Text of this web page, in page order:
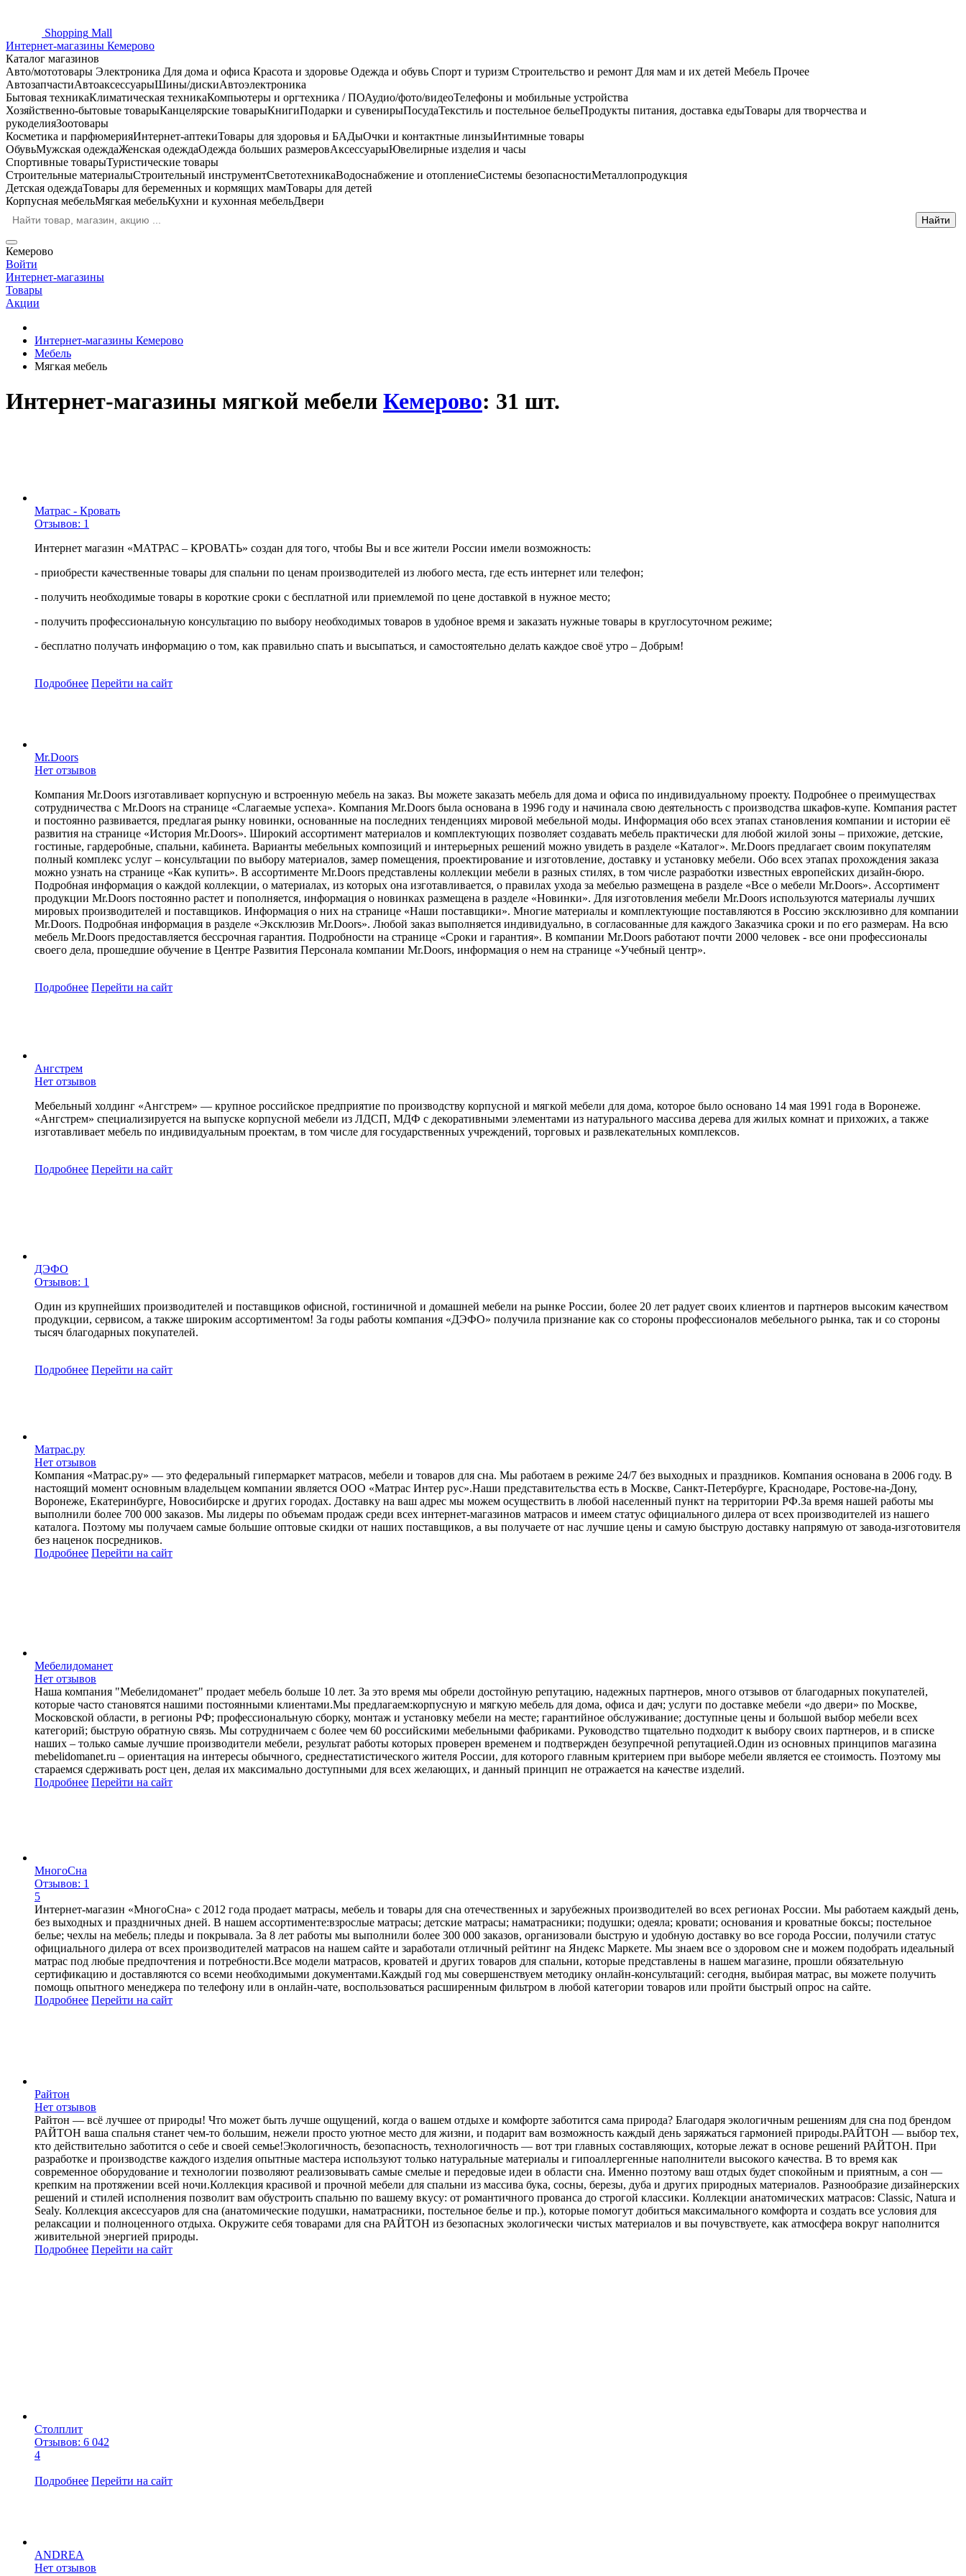
Shopping Mall
Интернет-магазины Кемерово
Каталог магазинов
Авто/мототовары Электроника Для дома и офиса Красота и здоровье Одежда и обувь Спорт и туризм Строительство и ремонт Для мам и их детей Мебель Прочее
АвтозапчастиАвтоаксессуарыШины/дискиАвтоэлектроника
Бытовая техникаКлиматическая техникаКомпьютеры и оргтехника / ПОАудио/фото/видеоТелефоны и мобильные устройства
Хозяйственно-бытовые товарыКанцелярские товарыКнигиПодарки и сувенирыПосудаТекстиль и постельное бельеПродукты питания, доставка едыТовары для творчества и
рукоделияЗоотовары
Косметика и парфюмерияИнтернет-аптекиТовары для здоровья и БАДыОчки и контактные линзыИнтимные товары
ОбувьМужская одеждаЖенская одеждаОдежда больших размеровАксессуарыЮвелирные изделия и часы
Спортивные товарыТуристические товары
Строительные материалыСтроительный инструментСветотехникаВодоснабжение и отоплениеСистемы безопасностиМеталлопродукция
Детская одеждаТовары для беременных и кормящих мамТовары для детей
Корпусная мебельМягкая мебельКухни и кухонная мебельДвери
Кемерово
Войти
Интернет-магазины
Товары
Акции
Интернет-магазины Кемерово
Мебель
Мягкая мебель
Интернет-магазины мягкой мебели Кемерово: 31 шт.
Матрас - Кровать
Отзывов: 1
Интернет магазин «МАТРАС – КРОВАТЬ» создан для того, чтобы Вы и все жители России имели возможность:
- приобрести качественные товары для спальни по ценам производителей из любого места, где есть интернет или телефон;
- получить необходимые товары в короткие сроки с бесплатной или приемлемой по цене доставкой в нужное место;
- получить профессиональную консультацию по выбору необходимых товаров в удобное время и заказать нужные товары в круглосуточном режиме;
- бесплатно получать информацию о том, как правильно спать и высыпаться, и самостоятельно делать каждое своё утро – Добрым!
Подробнее Перейти на сайт
Mr.Doors
Нет отзывов
Компания Mr.Doors изготавливает корпусную и встроенную мебель на заказ. Вы можете заказать мебель для дома и офиса по индивидуальному проекту. Подробнее о преимуществах
сотрудничества с Mr.Doors на странице «Слагаемые успеха». Компания Mr.Doors была основана в 1996 году и начинала свою деятельность с производства шкафов-купе. Компания растет
и постоянно развивается, предлагая рынку новинки, основанные на последних тенденциях мировой мебельной моды. Информация обо всех этапах становления компании и истории её
развития на странице «История Mr.Doors». Широкий ассортимент материалов и комплектующих позволяет создавать мебель практически для любой жилой зоны – прихожие, детские,
гостиные, гардеробные, спальни, кабинета. Варианты мебельных композиций и интерьерных решений можно увидеть в разделе «Каталог». Mr.Doors предлагает своим покупателям
полный комплекс услуг – консультации по выбору материалов, замер помещения, проектирование и изготовление, доставку и установку мебели. Обо всех этапах прохождения заказа
можно узнать на странице «Как купить». В ассортименте Mr.Doors представлены коллекции мебели в разных стилях, в том числе разработки известных европейских дизайн-бюро.
Подробная информация о каждой коллекции, о материалах, из которых она изготавливается, о правилах ухода за мебелью размещена в разделе «Все о мебели Mr.Doors». Ассортимент
продукции Mr.Doors постоянно растет и пополняется, информация о новинках размещена в разделе «Новинки». Для изготовления мебели Mr.Doors используются материалы лучших
мировых производителей и поставщиков. Информация о них на странице «Наши поставщики». Многие материалы и комплектующие поставляются в Россию эксклюзивно для компании
Mr.Doors. Подробная информация в разделе «Эксклюзив Mr.Doors». Любой заказ выполняется индивидуально, в согласованные для каждого Заказчика сроки и по его размерам. На всю
мебель Mr.Doors предоставляется бессрочная гарантия. Подробности на странице «Сроки и гарантия». В компании Mr.Doors работают почти 2000 человек - все они профессионалы
своего дела, прошедшие обучение в Центре Развития Персонала компании Mr.Doors, информация о нем на странице «Учебный центр».
Подробнее Перейти на сайт
Ангстрем
Нет отзывов
Мебельный холдинг «Ангстрем» — крупное российское предприятие по производству корпусной и мягкой мебели для дома, которое было основано 14 мая 1991 года в Воронеже.
«Ангстрем» специализируется на выпуске корпусной мебели из ЛДСП, МДФ с декоративными элементами из натурального массива дерева для жилых комнат и прихожих, а также
изготавливает мебель по индивидуальным проектам, в том числе для государственных учреждений, торговых и развлекательных комплексов.
Подробнее Перейти на сайт
ДЭФО
Отзывов: 1
Один из крупнейших производителей и поставщиков офисной, гостиничной и домашней мебели на рынке России, более 20 лет радует своих клиентов и партнеров высоким качеством
продукции, сервисом, а также широким ассортиментом! За годы работы компания «ДЭФО» получила признание как со стороны профессионалов мебельного рынка, так и со стороны
тысяч благодарных покупателей.
Подробнее Перейти на сайт
Матрас.ру
Нет отзывов
Компания «Матрас.ру» — это федеральный гипермаркет матрасов, мебели и товаров для сна. Мы работаем в режиме 24/7 без выходных и праздников. Компания основана в 2006 году. В
настоящий момент основным владельцем компании является ООО «Матрас Интер рус».Наши представительства есть в Москве, Санкт-Петербурге, Краснодаре, Ростове-на-Дону,
Воронеже, Екатеринбурге, Новосибирске и других городах. Доставку на ваш адрес мы можем осуществить в любой населенный пункт на территории РФ.За время нашей работы мы
выполнили более 700 000 заказов. Мы лидеры по объемам продаж среди всех интернет-магазинов матрасов и имеем статус официального дилера от всех производителей из нашего
каталога. Поэтому мы получаем самые большие оптовые скидки от наших поставщиков, а вы получаете от нас лучшие цены и самую быструю доставку напрямую от завода-изготовителя
без наценок посредников.
Подробнее Перейти на сайт
Мебелидоманет
Нет отзывов
Наша компания "Мебелидоманет" продает мебель больше 10 лет. За это время мы обрели достойную репутацию, надежных партнеров, много отзывов от благодарных покупателей,
которые часто становятся нашими постоянными клиентами.Мы предлагаем:корпусную и мягкую мебель для дома, офиса и дач; услуги по доставке мебели «до двери» по Москве,
Московской области, в регионы РФ; профессиональную сборку, монтаж и установку мебели на месте; гарантийное обслуживание; доступные цены и большой выбор мебели всех
категорий; быструю обратную связь. Мы сотрудничаем с более чем 60 российскими мебельными фабриками. Руководство тщательно подходит к выбору своих партнеров, и в списке
наших – только самые лучшие производители мебели, результат работы которых проверен временем и подтвержден безупречной репутацией.Один из основных принципов магазина
mebelidomanet.ru – ориентация на интересы обычного, среднестатистического жителя России, для которого главным критерием при выборе мебели является ее стоимость. Поэтому мы
стараемся сдерживать рост цен, делая их максимально доступными для всех желающих, и данный принцип не отражается на качестве изделий.
Подробнее Перейти на сайт
МногоСна
Отзывов: 1
5
Интернет-магазин «МногоСна» с 2012 года продает матрасы, мебель и товары для сна отечественных и зарубежных производителей во всех регионах России. Мы работаем каждый день,
без выходных и праздничных дней. В нашем ассортименте:взрослые матрасы; детские матрасы; наматрасники; подушки; одеяла; кровати; основания и кроватные боксы; постельное
белье; чехлы на мебель; пледы и покрывала. За 8 лет работы мы выполнили более 300 000 заказов, организовали быструю и удобную доставку во все города России, получили статус
официального дилера от всех производителей матрасов на нашем сайте и заработали отличный рейтинг на Яндекс Маркете. Мы знаем все о здоровом сне и можем подобрать идеальный
матрас под любые предпочтения и потребности.Все модели матрасов, кроватей и других товаров для спальни, которые представлены в нашем магазине, прошли обязательную
сертификацию и доставляются со всеми необходимыми документами.Каждый год мы совершенствуем методику онлайн-консультаций: сегодня, выбирая матрас, вы можете получить
помощь опытного менеджера по телефону или в онлайн-чате, воспользоваться расширенным фильтром в любой категории товаров или пройти быстрый опрос на сайте.
Подробнее Перейти на сайт
Райтон
Нет отзывов
Райтон — всё лучшее от природы! Что может быть лучше ощущений, когда о вашем отдыхе и комфорте заботится сама природа? Благодаря экологичным решениям для сна под брендом
РАЙТОН ваша спальня станет чем-то большим, нежели просто уютное место для жизни, и подарит вам возможность каждый день заряжаться гармонией природы.РАЙТОН — выбор тех,
кто действительно заботится о себе и своей семье!Экологичность, безопасность, технологичность — вот три главных составляющих, которые лежат в основе решений РАЙТОН. При
разработке и производстве каждого изделия опытные мастера используют только натуральные материалы и гипоаллергенные наполнители высокого качества. В то время как
современное оборудование и технологии позволяют реализовывать самые смелые и передовые идеи в области сна. Именно поэтому ваш отдых будет спокойным и приятным, а сон —
крепким на протяжении всей ночи.Коллекция красивой и прочной мебели для спальни из массива бука, сосны, березы, дуба и других природных материалов. Разнообразие дизайнерских
решений и стилей исполнения позволит вам обустроить спальню по вашему вкусу: от романтичного прованса до строгой классики. Коллекции анатомических матрасов: Classic, Natura и
Sealy. Коллекция аксессуаров для сна (анатомические подушки, наматрасники, постельное белье и пр.), которые помогут добиться максимального комфорта и создать все условия для
релаксации и полноценного отдыха. Окружите себя товарами для сна РАЙТОН из безопасных экологически чистых материалов и вы почувствуете, как атмосфера вокруг наполнится
живительной энергией природы.
Подробнее Перейти на сайт
Столплит
Отзывов: 6 042
4
Подробнее Перейти на сайт
ANDREA
Нет отзывов